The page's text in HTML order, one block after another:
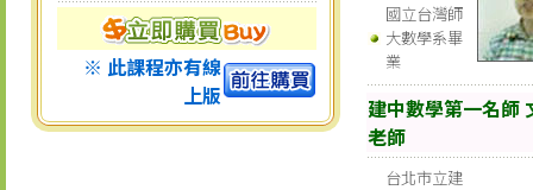
※ 此課程亦有線
上版
國立台灣師
大數學系畢
業
建中數學第一名師
老師
台北市立建